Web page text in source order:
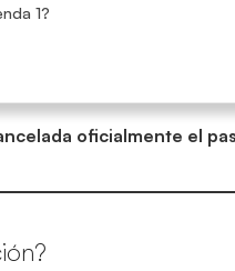
1?
oficialmente el